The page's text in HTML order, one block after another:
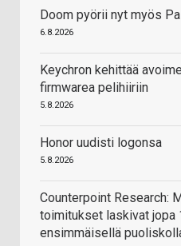
Doom pyörii nyt myös
6.8.2026
Keychron kehittää
firmwarea pelihiiriin
5.8.2026
Honor uudisti logonsa
5.8.2026
Counterpoint Research:
toimitukset laskivat jopa
ensimmäisellä